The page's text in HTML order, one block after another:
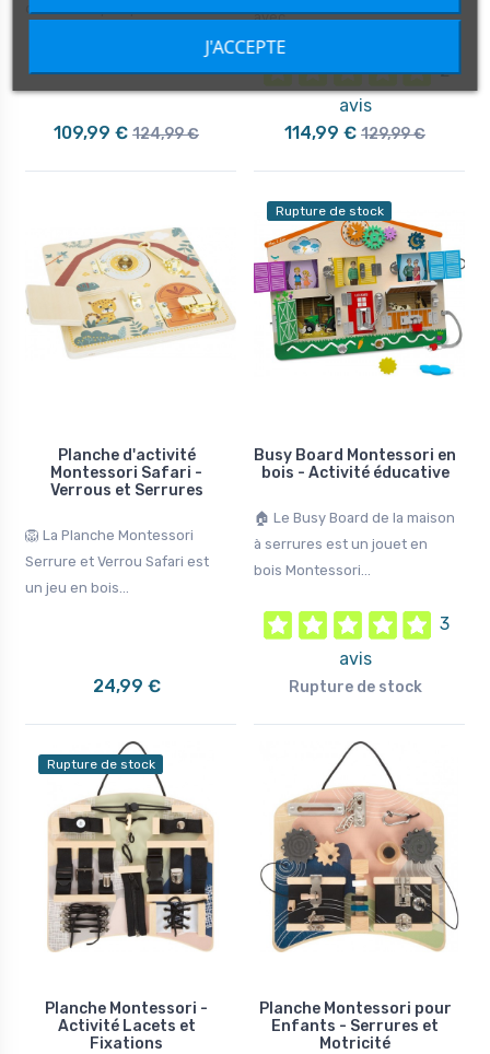
J'ACCEPTE
109,99 € 124,99 €
avec...
2
avis
114,99 € 129,99 €
Planche d'activité
Montessori Safari -
Verrous et Serrures
🦁 La Planche Montessori
Serrure et Verrou Safari est
un jeu en bois...
24,99 €
Rupture de stock
Busy Board Montessori en
bois - Activité éducative
🏠 Le Busy Board de la maison
à serrures est un jouet en
bois Montessori...
3
avis
Rupture de stock
Rupture de stock
Planche Montessori -
Activité Lacets et
Fixations
Planche Montessori pour
Enfants - Serrures et
Motricité